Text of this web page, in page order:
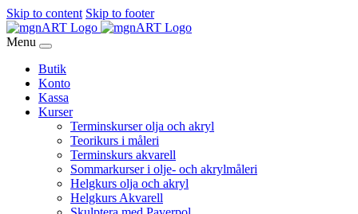
Skip to content Skip to footer
Menu
Butik
Konto
Kassa
Kurser
Terminskurser olja och akryl
Teorikurs i måleri
Terminskurs akvarell
Sommarkurser i olje- och akrylmåleri
Helgkurs olja och akryl
Helgkurs Akvarell